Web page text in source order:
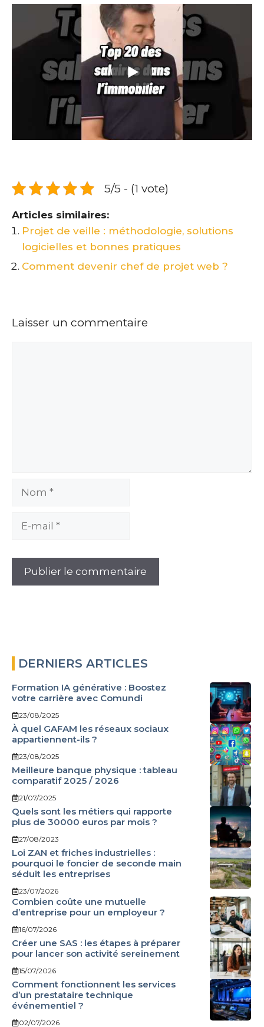
5/5 - (1 vote)
Articles similaires:
Projet de veille : méthodologie, solutions
logicielles et bonnes pratiques
Comment devenir chef de projet web ?
Laisser un commentaire
Nom
DERNIERS ARTICLES
Formation IA générative : Boostez
votre carrière avec Comundi
23/08/2025
À quel GAFAM les réseaux sociaux
appartiennent-ils ?
23/08/2025
Meilleure banque physique : tableau
comparatif 2025 / 2026
21/07/2025
Quels sont les métiers qui rapporte
plus de 30000 euros par mois ?
27/08/2023
Loi ZAN et friches industrielles :
pourquoi le foncier de seconde main
séduit les entreprises
23/07/2026
Combien coûte une mutuelle
d’entreprise pour un employeur ?
16/07/2026
Créer une SAS : les étapes à préparer
pour lancer son activité sereinement
15/07/2026
Comment fonctionnent les services
d’un prestataire technique
événementiel ?
02/07/2026